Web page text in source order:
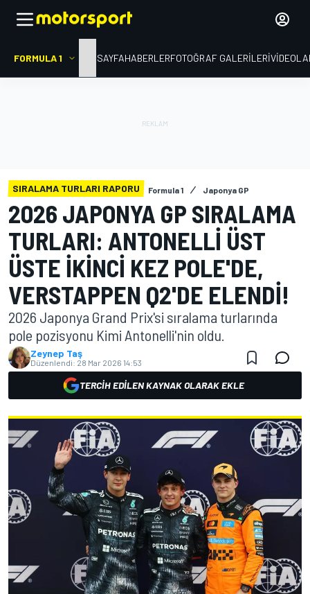
FORMULA 1 ANA SAYFAHABERLERFOTOĞRAF GALERILERI
SIRALAMA TURLARI RAPORU Formula 1 Japonya GP
2026 JAPONYA GP SIRALAMA
TURLARI: ANTONELLI ÜST
ÜSTE IKINCI KEZ POLE'DE,
VERSTAPPEN Q2'DE ELENDI!
2026 Japonya Grand Prix'si sıralama turlarında
pole pozisyonu Kimi Antonelli'nin oldu.
Zeynep Taş
Düzenlendi: 28 Mar 2026 14:53
TERCIH EDILEN KAYNAK OLARAK EKLE